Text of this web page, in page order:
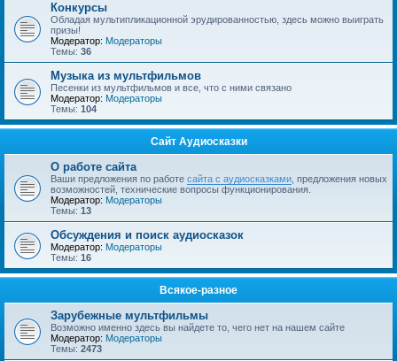
Конкурсы
Обладая мультипликационной эрудированностью, здесь можно выиграть
призы!
Модератор: Модераторы
Темы: 36
Музыка из мультфильмов
Песенки из мультфильмов и все, что с ними связано
Модератор: Модераторы
Темы: 104
Сайт Аудиосказки
О работе сайта
Ваши предложения по работе сайта с аудиосказками , предложения новых
возможностей, технические вопросы функционирования.
Модератор: Модераторы
Темы: 13
Обсуждения и поиск аудиосказок
Модератор: Модераторы
Темы: 16
Всякое-разное
Зарубежные мультфильмы
Возможно именно здесь вы найдете то, чего нет на нашем сайте
Модератор: Модераторы
Темы: 2473